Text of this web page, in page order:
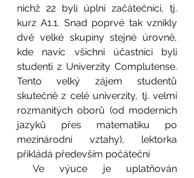
nichž 22 byli úplní začátečníci, tj.
kurz A1.1. Snad poprvé tak vznikly
dvě velké skupiny stejné úrovně,
kde navíc všichni účastníci byli
studenti z Univerzity Complutense.
Tento velký zájem studentů
skutečně z celé univerzity, tj. velmi
rozmanitých oborů (od moderních
jazyků přes matematiku po
mezinárodní vztahy), lektorka
přikládá především počáteční